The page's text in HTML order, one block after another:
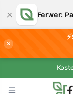
× Ferwer:
×
⚡